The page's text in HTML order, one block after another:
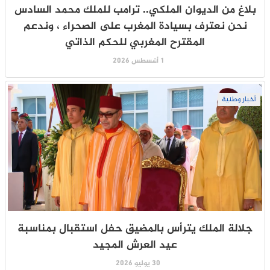
بلاغ من الديوان الملكي.. ترامب للملك محمد السادس
نحن نعترف بسيادة المغرب على الصحراء ، وندعم
المقترح المغربي للحكم الذاتي
1 أغسطس 2026
أخبار وطنية
جلالة الملك يترأس بالمضيق حفل استقبال بمناسبة
عيد العرش المجيد
30 يوليو 2026